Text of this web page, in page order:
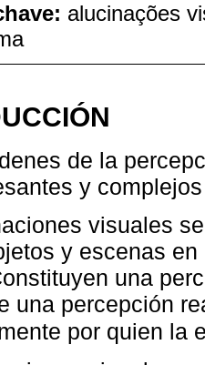
alucinações
de la
y
visuales
y escenas
una
una percepción
por quien la